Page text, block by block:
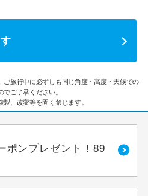
旅行中に必ずしも同じ角度・高度・天候での
ご了承ください。
、改変等を固く禁じます。
ポンプレゼント！89